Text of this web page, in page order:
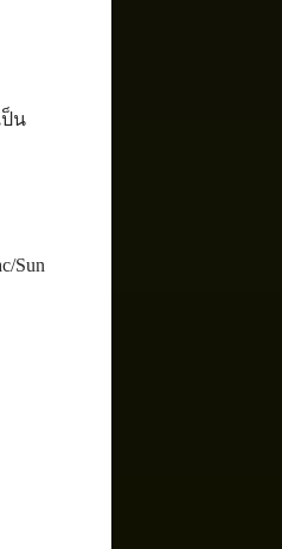
ป็น
Sun